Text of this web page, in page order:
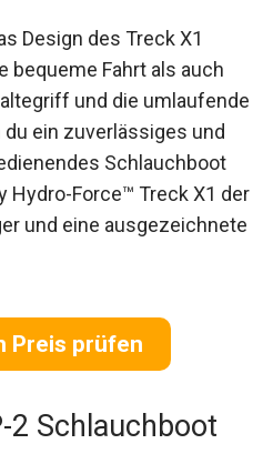
Design des Treck X1
bequeme Fahrt als auch
und die umlaufende
ein zuverlässiges und
Schlauchboot
Hydro-Force™ Treck X1 der
und eine ausgezeichnete
Preis prüfen
2 Schlauchboot